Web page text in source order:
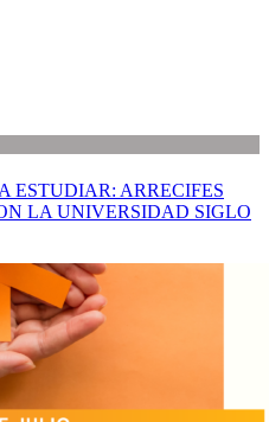
ESTUDIAR: ARRECIFES
LA UNIVERSIDAD SIGLO